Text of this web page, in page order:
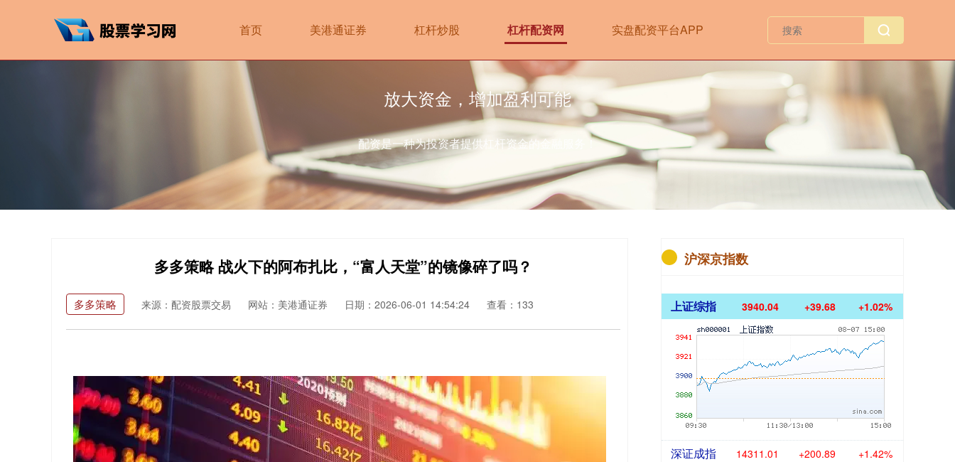
首页 美港通证券 杠杆炒股 杠杆配资网 实盘配资平台APP
放大资金，增加盈利可能
配资是一种为投资者提供杠杆资金的金融服务！
多多策略 战火下的阿布扎比，“富人天堂”的镜像碎了吗？
多多策略 来源：配资股票交易 网站：美港通证券 日期：2026-06-01 14:54:24 查看：133
沪深京指数
上证综指 3940.04 +39.68 +1.02%
深证成指 14311.01 +200.89 +1.42%